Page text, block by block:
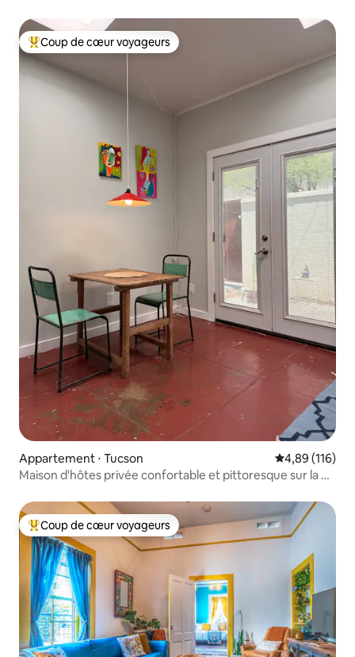
Coups de cœur voyageurs les plus appréciés
Coup de cœur voyageurs
Appartement ⋅ Tucson Évaluation
4,89 (116)
Maison d'hôtes privée confortable et pittoresque sur la 4e
Coups de cœur voyageurs les plus appréciés
Coup de cœur voyageurs